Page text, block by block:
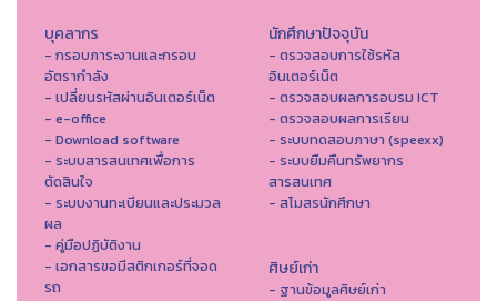
บุคลากร
- กรอบภาระงานและกรอบ
อัตรากำลัง
- เปลี่ยนรหัสผ่านอินเตอร์เน็ต
- e-office
- Download software
- ระบบสารสนเทศเพื่อการ
ตัดสินใจ
- ระบบงานทะเบียนและประมวล
ผล
- คู่มือปฏิบัติงาน
- เอกสารขอมีสติกเกอร์ที่จอด
รถ
นักศึกษาปัจจุบัน
- ตรวจสอบการใช้รหัส
อินเตอร์เน็ต
- ตรวจสอบผลการอบรม ICT
- ตรวจสอบผลการเรียน
- ระบบทดสอบภาษา (speexx)
- ระบบยืมคืนทรัพยากร
สารสนเทศ
- สโมสรนักศึกษา
ศิษย์เก่า
- ฐานข้อมูลศิษย์เก่า